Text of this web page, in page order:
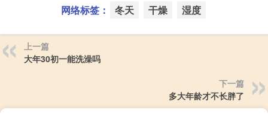
网络标签： 冬天 干燥 湿度
上一篇
大年30初一能洗澡吗
下一篇
多大年龄才不长胖了